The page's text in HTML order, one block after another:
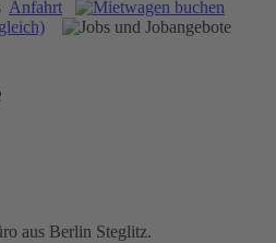
Anfahrt
aus Berlin Steglitz.